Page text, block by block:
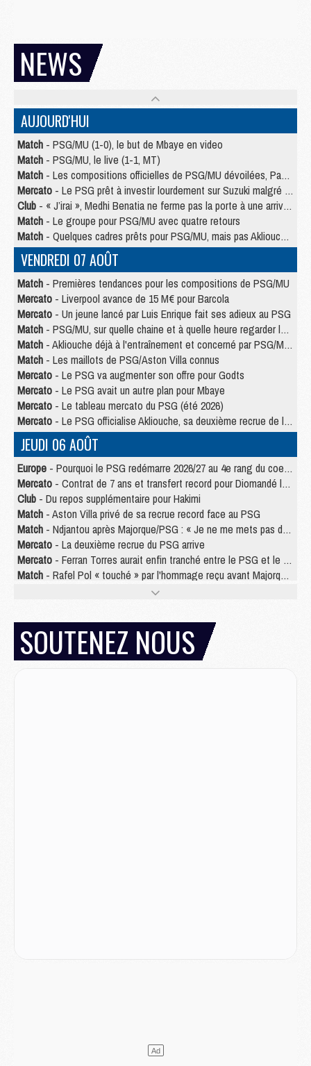
NEWS
AUJOURD'HUI
Match - PSG/MU (1-0), le but de Mbaye en video
Match - PSG/MU, le live (1-1, MT)
Match - Les compositions officielles de PSG/MU dévoilées, Pacho titulaire
Mercato - Le PSG prêt à investir lourdement sur Suzuki malgré Safonov et Chevalier
Club - « J’irai », Medhi Benatia ne ferme pas la porte à une arrivée au PSG
Match - Le groupe pour PSG/MU avec quatre retours
Match - Quelques cadres prêts pour PSG/MU, mais pas Akliouche ?
VENDREDI 07 AOÛT
Match - Premières tendances pour les compositions de PSG/MU
Mercato - Liverpool avance de 15 M€ pour Barcola
Mercato - Un jeune lancé par Luis Enrique fait ses adieux au PSG
Match - PSG/MU, sur quelle chaine et à quelle heure regarder le match ?
Match - Akliouche déjà à l'entraînement et concerné par PSG/MU ?
Match - Les maillots de PSG/Aston Villa connus
Mercato - Le PSG va augmenter son offre pour Godts
Mercato - Le PSG avait un autre plan pour Mbaye
Mercato - Le tableau mercato du PSG (été 2026)
Mercato - Le PSG officialise Akliouche, sa deuxième recrue de l’été
JEUDI 06 AOÛT
Europe - Pourquoi le PSG redémarre 2026/27 au 4e rang du coefficient UEFA
Mercato - Contrat de 7 ans et transfert record pour Diomandé loin du PSG
Club - Du repos supplémentaire pour Hakimi
Match - Aston Villa privé de sa recrue record face au PSG
Match - Ndjantou après Majorque/PSG : « Je ne me mets pas de plafond »
Mercato - La deuxième recrue du PSG arrive
Mercato - Ferran Torres aurait enfin tranché entre le PSG et le Barça
Match - Rafel Pol « touché » par l'hommage reçu avant Majorque/PSG
- Majorque/PSG (3-0), les performances individuelles
MERCREDI 05 AOÛT
Match- Majorque/PSG (3-0), le résumé et les buts en video
- Quatre retours importants dans le groupe du PSG, et un plus discret
SOUTENEZ NOUS